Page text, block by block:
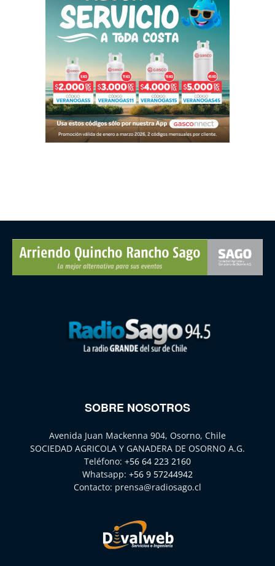
SOBRE NOSOTROS
Avenida Juan Mackenna 904, Osorno, Chile
SOCIEDAD AGRICOLA Y GANADERA DE OSORNO A.G.
Teléfono: +56 64 223 2160
Whatsapp: +56 9 57244942
Contacto: prensa@radiosago.cl